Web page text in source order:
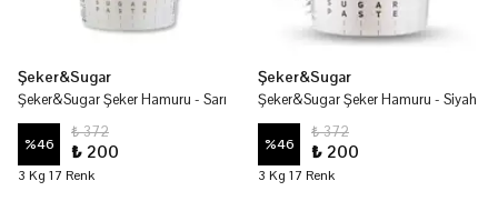
Şeker&Sugar
Şeker&Sugar Şeker Hamuru - Sarı
%46
₺ 372
₺ 200
3 Kg 17 Renk
Şeker&Sugar
Şeker&Sugar Şeker Hamuru - Siyah
%46
₺ 372
₺ 200
3 Kg 17 Renk